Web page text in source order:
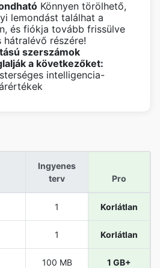
Könnyen törölhető,
lemondást találhat a
és fiókja tovább frissülve
hátralévő részére!
szerszámok
a következőket:
intelligencia-
Ingyenes
terv
Pro
1 Korlátlan
1 Korlátlan
100 MB 1 GB+